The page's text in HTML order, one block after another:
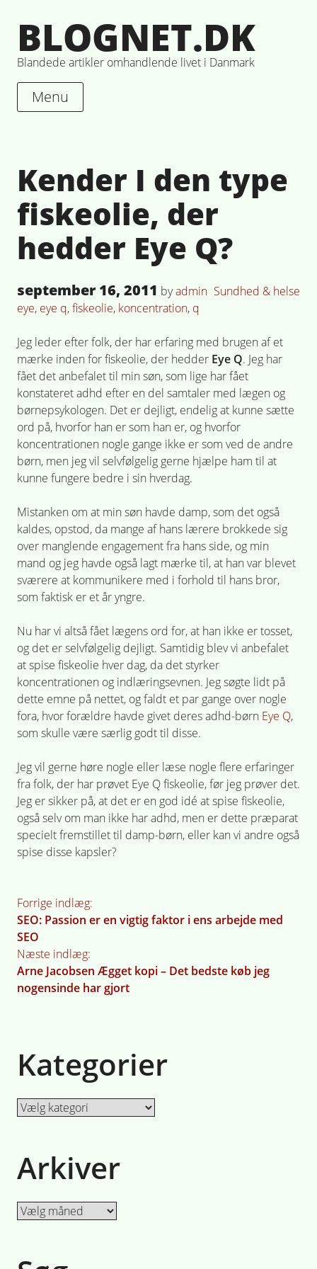
to
content
BLOGNET.DK
Blandede artikler omhandlende livet i Danmark
Menu
Kender I den type
fiskeolie, der
hedder Eye Q?
Posted
on
september 16, 2011 byadmin Posted
Sundhed & helse
eye, eye q,fiskeolie, koncentration, q
Jeg leder efter folk, der har erfaring med brugen af et
mærke inden for fiskeolie, der hedder Eye Q. Jeg har
fået det anbefalet til min søn, som lige har fået
konstateret adhd efter en del samtaler med lægen og
børnepsykologen. Det er dejligt, endelig at kunne sætte
ord på, hvorfor han er som han er, og hvorfor
koncentrationen nogle gange ikke er som ved de andre
børn, men jeg vil selvfølgelig gerne hjælpe ham til at
kunne fungere bedre i sin hverdag.
Mistanken om at min søn havde damp, som det også
kaldes, opstod, da mange af hans lærere brokkede sig
over manglende engagement fra hans side, og min
mand og jeg havde også lagt mærke til, at han var blevet
sværere at kommunikere med i forhold til hans bror,
som faktisk er et år yngre.
Nu har vi altså fået lægens ord for, at han ikke er tosset,
og det er selvfølgelig dejligt. Samtidig blev vi anbefalet
at spise fiskeolie hver dag, da det styrker
koncentrationen og indlæringsevnen. Jeg søgte lidt på
dette emne på nettet, og faldt et par gange over nogle
fora, hvor forældre havde givet deres adhd-børn Eye Q,
som skulle være særlig godt til disse.
Jeg vil gerne høre nogle eller læse nogle flere erfaringer
fra folk, der har prøvet Eye Q fiskeolie, før jeg prøver det.
Jeg er sikker på, at det er en god idé at spise fiskeolie,
også selv om man ikke har adhd, men er dette præparat
specielt fremstillet til damp-børn, eller kan vi andre også
spise disse kapsler?
Indlægsnavigation
Forrige indlæg:
SEO: Passion er en vigtig faktor i ens arbejde med
SEO
Næste indlæg:
Arne Jacobsen Ægget kopi – Det bedste køb jeg
nogensinde har gjort
Kategorier
Kategorier
Arkiver
Arkiver